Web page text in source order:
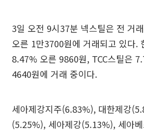
3일 오전 9시37분 넥스틸은 전 거
오른 1만3700원에 거래되고 있다.
8.47% 오른 9860원, TCC스틸은
4640원에 거래 중이다.
세아제강지주(6.83%), 대한제강
(5.25%), 세아제강(5.13%), 세아